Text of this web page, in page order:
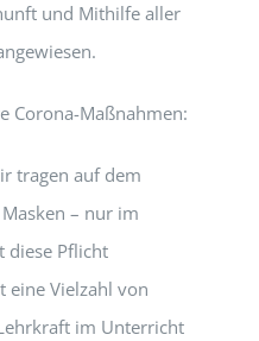
und Mithilfe aller
Corona-Maßnahmen:
tragen auf dem
– nur im
diese Pflicht
eine Vielzahl von
im Unterricht